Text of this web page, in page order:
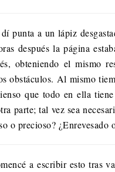
punta a un lápiz
después la página
obteniendo el mismo
obstáculos. Al mismo
que todo en ella
parte; tal vez sea
o precioso? ¿Enrevesado
a escribir esto tras